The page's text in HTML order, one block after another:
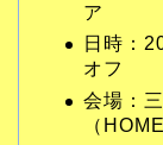
ア
日時：
オフ
会場：
（HOME